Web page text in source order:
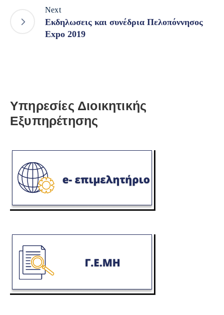
Next
Εκδηλωσεις και συνέδρια Πελοπόννησος
Expo 2019
Υπηρεσίες Διοικητικής
Εξυπηρέτησης